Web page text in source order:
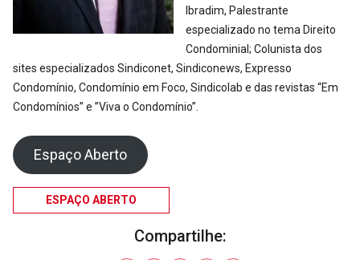
Ibradim, Palestrante
especializado no tema Direito
Condominial; Colunista dos
sites especializados Sindiconet, Sindiconews, Expresso
Condomínio, Condomínio em Foco, Sindicolab e das revistas “Em
Condomínios” e ”Viva o Condomínio”.
Espaço Aberto
ESPAÇO ABERTO
Compartilhe: